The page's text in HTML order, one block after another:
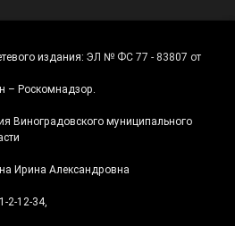
издания: ЭЛ № ФС 77 - 83807 от
– Роскомнадзор.
Виноградовского муниципального
Ирина Александровна
2-12-34,